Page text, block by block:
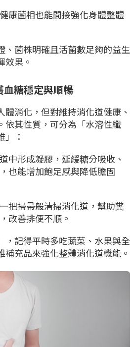
康菌相也能間接強化身體整體
、菌株明確且活菌數足夠的益生
效果。
血糖穩定與順暢
體消化，但對維持消化道健康、
依其性質，可分為「水溶性纖
」：
中形成凝膠，延緩糖分吸收、
也能增加飽足感與降低膽固
把掃帚般清掃消化道，幫助糞
改善排便不順。
，記得平時多吃蔬菜、水果與全
補充品來強化整體消化道機能。